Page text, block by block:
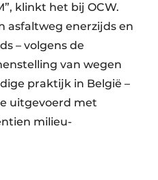
klinkt het bij OCW.
asfaltweg enerzijds en
– volgens de
van wegen
praktijk in België –
uitgevoerd met
milieu-